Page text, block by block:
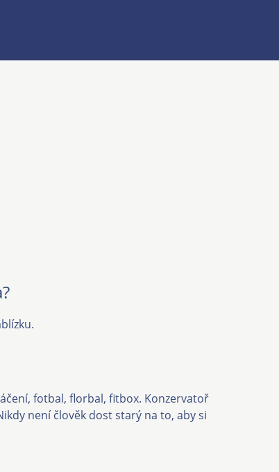
fotbal, florbal, fitbox. Konzervatoř
není člověk dost starý na to, aby si